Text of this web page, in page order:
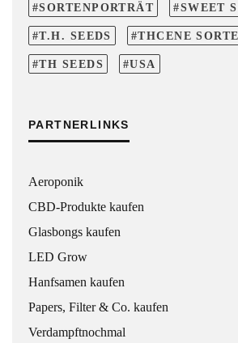
SORTENPORTRÄT SWEET
T.H. SEEDS THCENE
TH SEEDS USA
PARTNERLINKS
Aeroponik
CBD-Produkte kaufen
Glasbongs kaufen
LED Grow
Hanfsamen kaufen
Papers, Filter & Co. kaufen
Verdampftnochmal